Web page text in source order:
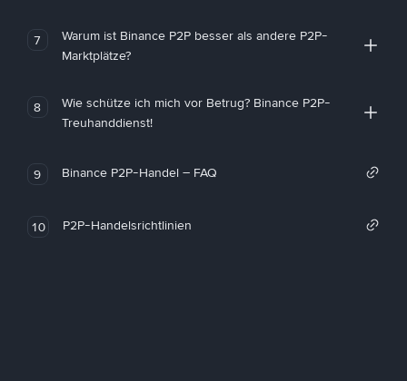
7
Warum ist Binance P2P besser als andere P2P-
Marktplätze?
8
Wie schütze ich mich vor Betrug? Binance P2P-
Treuhanddienst!
9 Binance P2P-Handel – FAQ
10 P2P-Handelsrichtlinien